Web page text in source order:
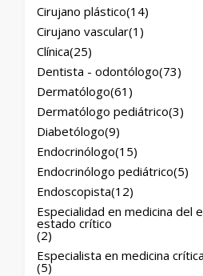
Cirujano plástico(14)
Cirujano vascular(1)
Clínica(25)
Dentista - odontólogo(73)
Dermatólogo(61)
Dermatólogo pediátrico(3)
Diabetólogo(9)
Endocrinólogo(15)
Endocrinólogo pediátrico(5)
Endoscopista(12)
Especialidad en medicina del
estado crítico
(2)
Especialista en medicina
(5)